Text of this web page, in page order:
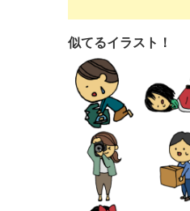
似てるイラスト！